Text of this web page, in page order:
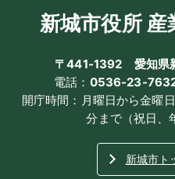
新城市役所
〒441-1392
愛知県
電話： 0536-23-7632
開庁時間：月曜日から金曜
分まで（祝日、
新城市ト